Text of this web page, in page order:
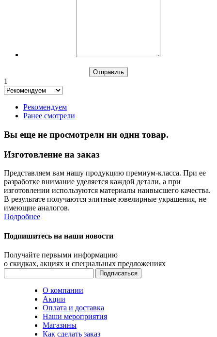
1
Рекомендуем
Ранее смотрели
Вы еще не просмотрели ни один товар.
Изготовление на заказ
Представляем вам нашу продукцию премиум-класса. При ее
разработке внимание уделяется каждой детали, а при
изготовлении используются материалы наивысшего качества.
В результате получаются элитные ювелирные украшения, не
имеющие аналогов.
Подробнее
Подпишитесь на наши новости
Получайте первыми информацию
о скидках, акциях и специальных предложениях
О компании
Акции
Оплата и доставка
Наши мероприятия
Магазины
Как сделать заказ